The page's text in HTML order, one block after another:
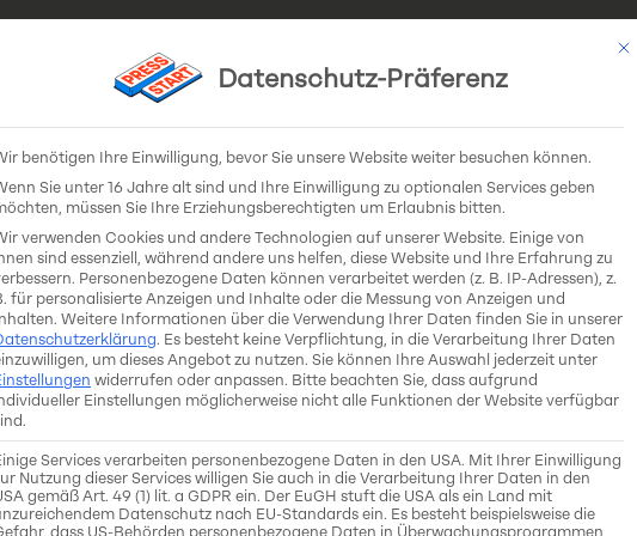
phase ended
Datenschutz-Präferenz
benötigen Ihre Einwilligung, bevor Sie unsere Website weiter besuchen können.
Sie unter 16 Jahre alt sind und Ihre Einwilligung zu optionalen Services geben
müssen Sie Ihre Erziehungsberechtigten um Erlaubnis bitten.
verwenden Cookies und andere Technologien auf unserer Website. Einige von
sind essenziell, während andere uns helfen, diese Website und Ihre Erfahrung zu
Personenbezogene Daten können verarbeitet werden (z. B. IP-Adressen), z.
für personalisierte Anzeigen und Inhalte oder die Messung von Anzeigen und
Weitere Informationen über die Verwendung Ihrer Daten finden Sie in unserer
. Es besteht keine Verpflichtung, in die Verarbeitung Ihrer Daten
um dieses Angebot zu nutzen. Sie können Ihre Auswahl jederzeit unter
widerrufen oder anpassen. Bitte beachten Sie, dass aufgrund
Einstellungen möglicherweise nicht alle Funktionen der Website verfügbar
Services verarbeiten personenbezogene Daten in den USA. Mit Ihrer Einwilligung
Nutzung dieser Services willigen Sie auch in die Verarbeitung Ihrer Daten in den
gemäß Art. 49 (1) lit. a GDPR ein. Der EuGH stuft die USA als ein Land mit
Datenschutz nach EU-Standards ein. Es besteht beispielsweise die
dass US-Behörden personenbezogene Daten in Überwachungsprogrammen